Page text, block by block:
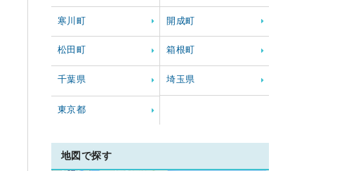
寒川町 開成町
松田町 箱根町
千葉県 埼玉県
東京都
地図で探す